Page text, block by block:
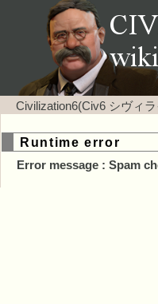
Civilization6(Civ6 シヴィ
Runtime error
Error message : Spam